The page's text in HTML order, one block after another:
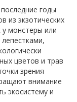
годы
из экзотических
у монстеры или
цветов и трав
зрения
внимание
экосистему и